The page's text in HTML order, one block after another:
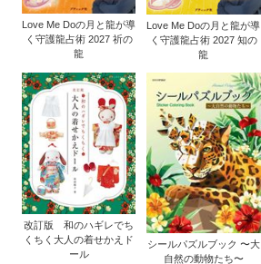
Love Me Doの月と龍が導
く守護龍占術 2027 祈の
龍
Love Me Doの月と龍が導
く守護龍占術 2027 知の
龍
改訂版 和のハギレでち
くちく大人の着せかえド
ール
シールパズルブック 〜大
自然の動物たち〜